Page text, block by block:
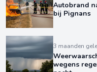
Autobrand
bij Pignans
3 maanden
wegens